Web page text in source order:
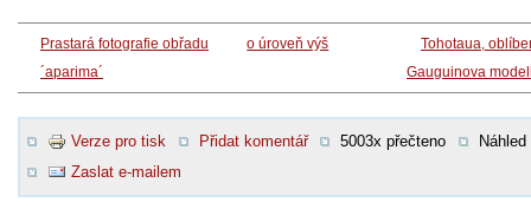
Prastará fotografie obřadu
´aparima´
o úroveň výš
Tohotaua,
Gauguinova
Verze pro tisk Přidat komentář 5003x přečteno
Náhled
Zaslat e-mailem